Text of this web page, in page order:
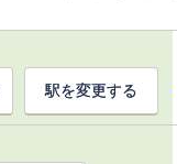
駅を変更する